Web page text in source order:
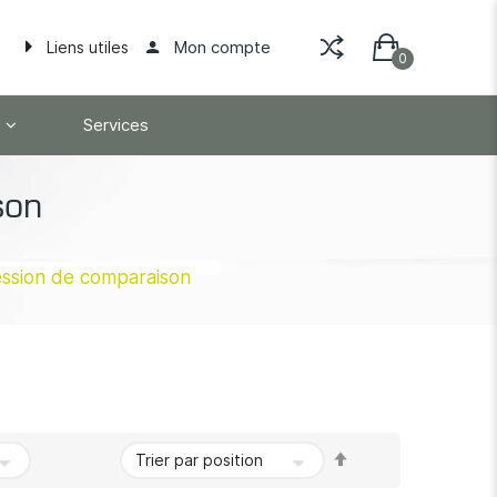
Liens utiles Mon compte
Services
de comparaison